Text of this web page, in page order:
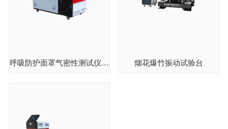
呼吸防护面罩气密性测试仪五工位 烟花爆竹振动试验台